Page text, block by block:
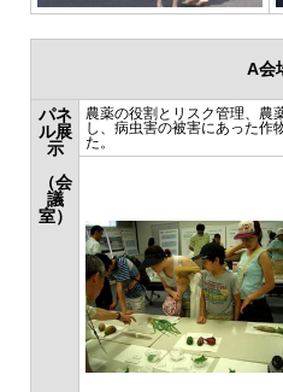
A会
パネ
ル展
示
（会
議
室）
農薬の役割とリスク管理、農
し、病虫害の被害にあった作
た。